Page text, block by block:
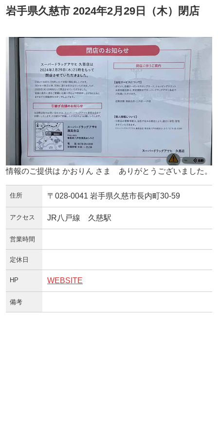
岩手県久慈市 2024年2月29日（木）閉店
情報のご提供は かおりん さま ありがとうございました。
住所 〒028-0041 岩手県久慈市長内町30-59
アクセス JR八戸線 久慈駅
営業時間
定休日
HP WEBSITE
備考